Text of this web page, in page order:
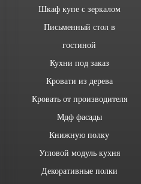
Шкаф купе с зеркалом
Письменный стол в
гостиной
Кухни под заказ
Кровати из дерева
Кровать от производителя
Мдф фасады
Книжную полку
Угловой модуль кухня
Декоративные полки